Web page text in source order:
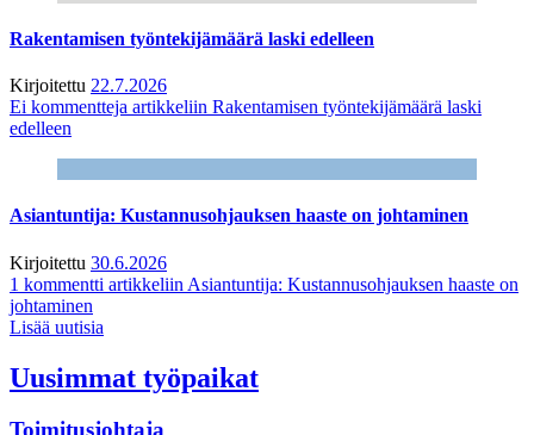
Rakentamisen työntekijämäärä laski edelleen
Kirjoitettu 22.7.2026
Ei kommentteja artikkeliin Rakentamisen työntekijämäärä laski
edelleen
Asiantuntija: Kustannusohjauksen haaste on johtaminen
Kirjoitettu 30.6.2026
1 kommentti artikkeliin Asiantuntija: Kustannusohjauksen haaste on
johtaminen
Lisää uutisia
Uusimmat työpaikat